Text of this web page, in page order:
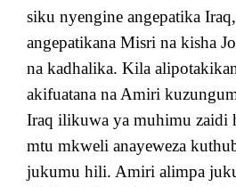
siku nyengine angepatika
angepatikana Misri na kisha
na kadhalika. Kila
akifuatana na Amiri
Iraq ilikuwa ya muhimu zaidi
mtu mkweli anayeweza
jukumu hili. Amiri alimpa